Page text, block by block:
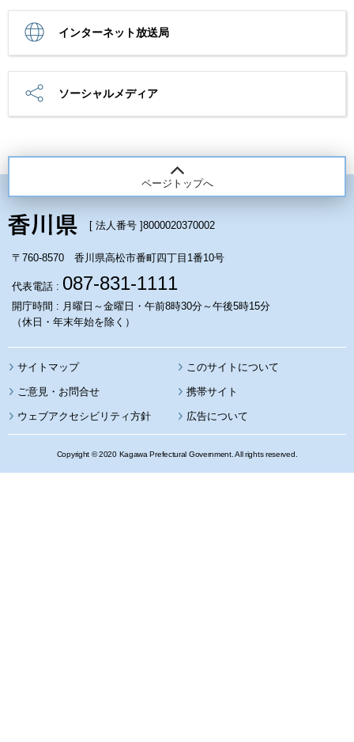
インターネット放送局
ソーシャルメディア
ページトップへ
[ 法人番号 ]8000020370002
〒760-8570 香川県高松市番町四丁目1番10号
代表電話 : 087-831-1111
開庁時間 : 月曜日～金曜日・午前8時30分～午後5時15分
（休日・年末年始を除く）
サイトマップ このサイトについて
携帯サイト
ウェブアクセシビリティ方針 広告について
Copyright © 2020 Kagawa Prefectural Government. All rights reserved.